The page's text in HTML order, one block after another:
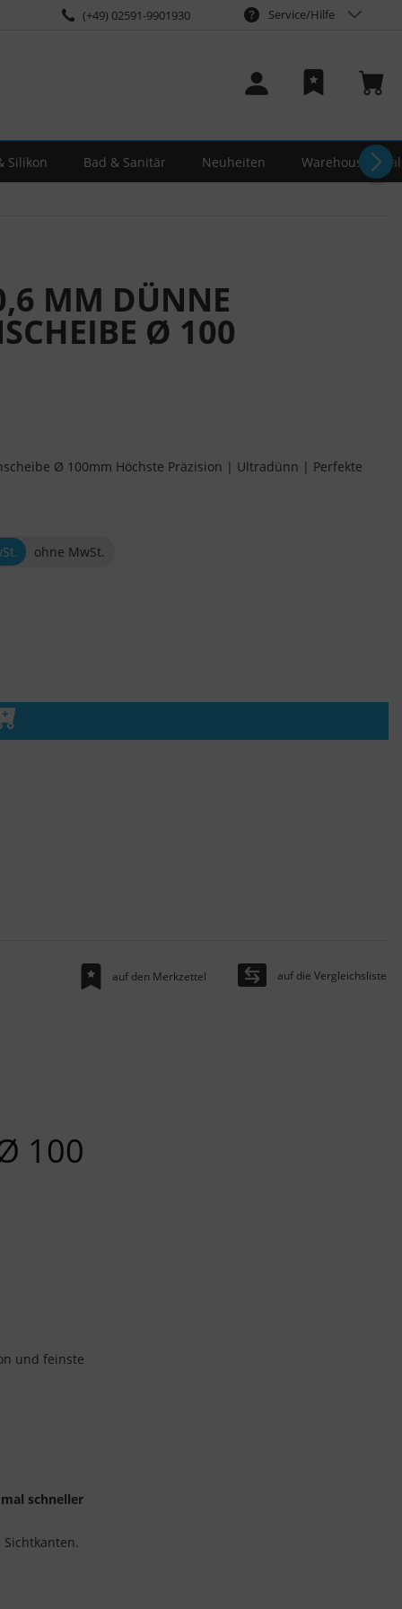
(+49) 02591-9901930 Service/Hilfe
Silikon Bad & Sanitär Neuheiten Warehouse-
MM DÜNNE
Ø 100
Ø 100mm Höchste Präzision | Ultradünn | Perfekte
ohne MwSt.
den Warenkorb
auf den Merkzettel auf die Vergleichsliste
100
und feinste
mal schneller